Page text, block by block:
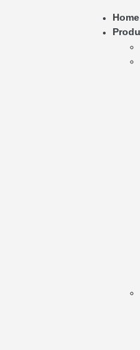
Home